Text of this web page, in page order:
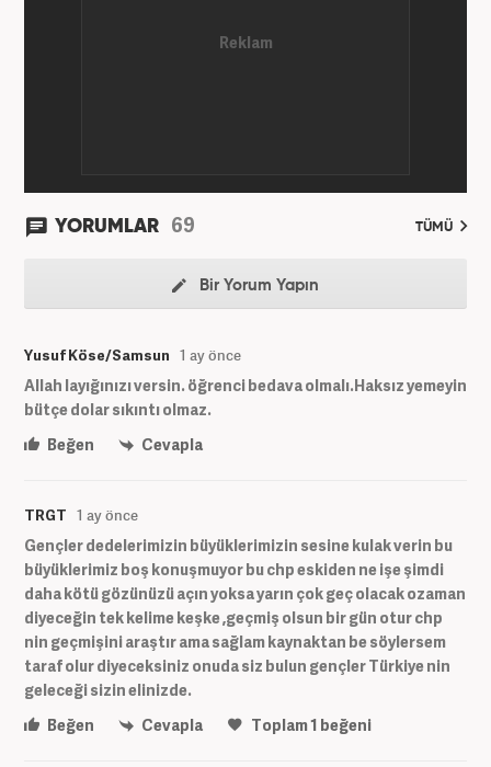
YORUMLAR 69 TÜMÜ
Bir Yorum Yapın
Yusuf Köse/Samsun 1 ay önce
Allah layığınızı versin. öğrenci bedava olmalı.Haksız yemeyin
bütçe dolar sıkıntı olmaz.
Beğen
Cevapla
TRGT 1 ay önce
Gençler dedelerimizin büyüklerimizin sesine kulak verin bu
büyüklerimiz boş konuşmuyor bu chp eskiden ne işe şimdi
daha kötü gözünüzü açın yoksa yarın çok geç olacak ozaman
diyeceğin tek kelime keşke ,geçmiş olsun bir gün otur chp
nin geçmişini araştır ama sağlam kaynaktan be söylersem
taraf olur diyeceksiniz onuda siz bulun gençler Türkiye nin
geleceği sizin elinizde.
Beğen
Cevapla Toplam1 beğeni